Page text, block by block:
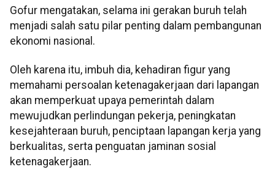
Gofur mengatakan, selama ini gerakan buruh telah
menjadi salah satu pilar penting dalam pembangunan
ekonomi nasional.
Oleh karena itu, imbuh dia, kehadiran figur yang
memahami persoalan ketenagakerjaan dari lapangan
akan memperkuat upaya pemerintah dalam
mewujudkan perlindungan pekerja, peningkatan
kesejahteraan buruh, penciptaan lapangan kerja yang
berkualitas, serta penguatan jaminan sosial
ketenagakerjaan.